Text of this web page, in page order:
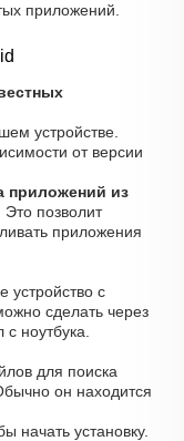
приложений.
устройстве.
от версии
приложений из
. Это позволит
приложения
устройство с
сделать через
ноутбука.
для поиска
он находится
начать установку.